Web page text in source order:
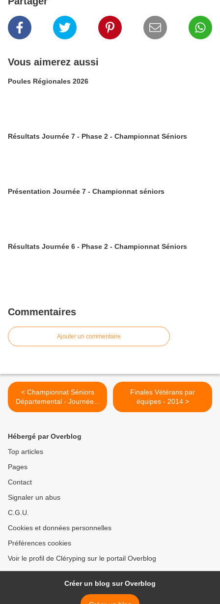
Vous aimerez aussi
Poules Régionales 2026
Résultats Journée 7 - Phase 2 - Championnat Séniors
Présentation Journée 7 - Championnat séniors
Résultats Journée 6 - Phase 2 - Championnat Séniors
Commentaires
Ajouter un commentaire
< Championnat Séniors
Départemental - Journée 7
- Phase 2 suite
Finales Vétérans par
équipes - 2014 >
Hébergé par Overblog
Top articles
Pages
Contact
Signaler un abus
C.G.U.
Cookies et données personnelles
Préférences cookies
Voir le profil de Cléryping sur le portail Overblog
Créer un blog sur Overblog